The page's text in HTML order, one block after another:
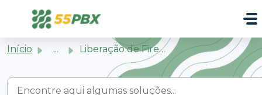
Início ... Liberação de Firewall